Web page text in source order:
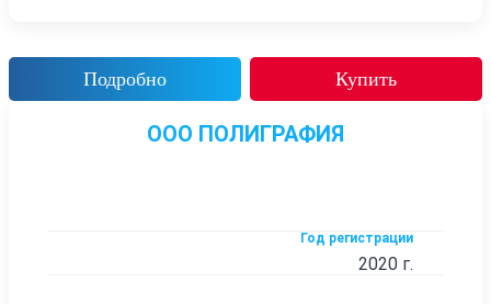
Подробно Купить
ООО ПОЛИГРАФИЯ
Год регистрации
2020 г.